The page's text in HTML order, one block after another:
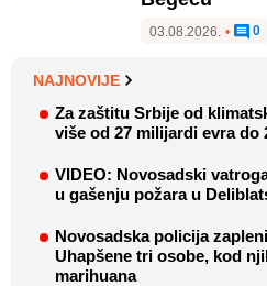
03.08.2026. • 0
NAJNOVIJE
Za zaštitu Srbije od
više od 27 milijardi evra do
VIDEO: Novosadski
u gašenju požara u
Novosadska policija
Uhapšene tri osobe, kod
marihuana